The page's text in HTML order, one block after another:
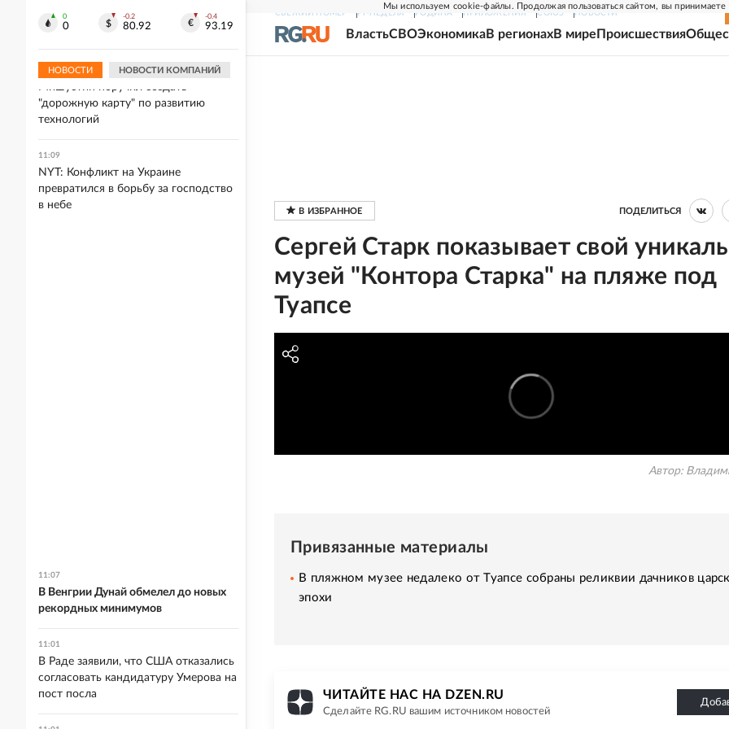
Мы используем cookie-файлы. Продолжая пользоваться сайтом, вы принимаете
СВЕЖИЙ НОМЕР РГ-НЕДЕЛЯ РОДИНА ПРИЛОЖЕНИЯ СОЮЗ НОВОСТИ
ВластьСВОЭкономикаВ регионахВ мире Происшествия
ПОДЕЛИТЬСЯ
Сергей Старк показывает свой
музей "Контора Старка" на пляже под
Туапсе
Автор:
Привязанные материалы
В пляжном музее недалеко от Туапсе собраны реликвии дачников
эпохи
ЧИТАЙТЕ НАС НА DZEN.RU
Сделайте RG.RU вашим источником новостей
0
0
-0.2
80.92
-0.4
93.19
НОВОСТИ НОВОСТИ КОМПАНИЙ
готовившими теракт на объекте
11:10
Мишустин поручил создать
"дорожную карту" по развитию
технологий
11:09
NYT: Конфликт на Украине
превратился в борьбу за господство
в небе
11:07
В Венгрии Дунай обмелел до новых
рекордных минимумов
11:01
В Раде заявили, что США отказались
согласовать кандидатуру Умерова на
пост посла